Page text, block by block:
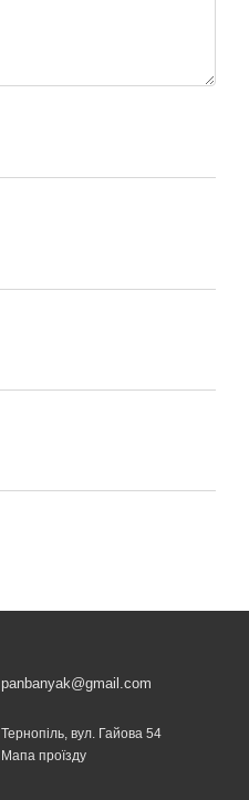
panbanyak@gmail.com
Тернопіль, вул. Гайова 54
Мапа проїзду